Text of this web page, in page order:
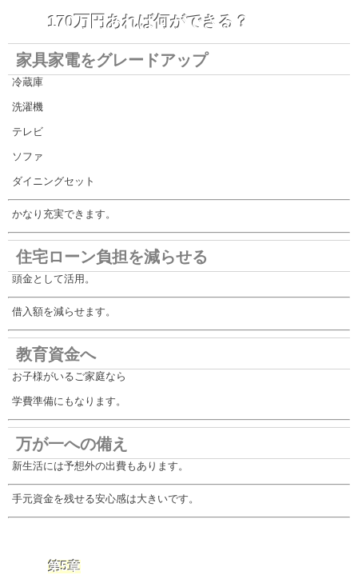
170万円あれば何ができる？
家具家電をグレードアップ
冷蔵庫
洗濯機
テレビ
ソファ
ダイニングセット
かなり充実できます。
住宅ローン負担を減らせる
頭金として活用。
借入額を減らせます。
教育資金へ
お子様がいるご家庭なら
学費準備にもなります。
万が一への備え
新生活には予想外の出費もあります。
手元資金を残せる安心感は大きいです。
第5章